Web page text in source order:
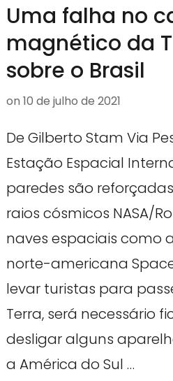
Uma falha no
magnético da
sobre o Brasil
on 10 de julho de 2021
De Gilberto Stam Via
Estação Espacial
paredes são
raios cósmicos NASA/
naves espaciais como
norte-americana
levar turistas para
Terra, será necessário
desligar alguns
a América do Sul …